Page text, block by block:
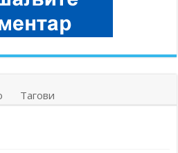
Тагови